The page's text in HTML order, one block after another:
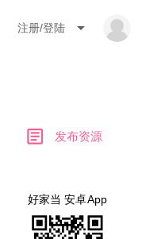
注册/登陆 arrow_drop_down
article 发布资源
好家当 安卓App